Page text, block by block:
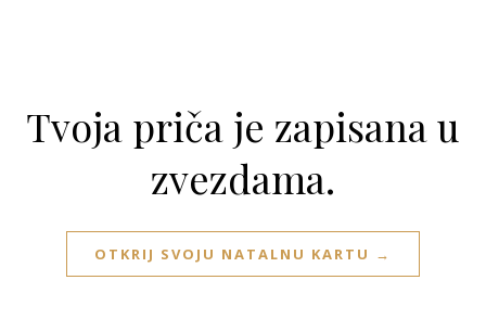
Tvoja priča je zapisana u
zvezdama.
OTKRIJ SVOJU NATALNU KARTU →